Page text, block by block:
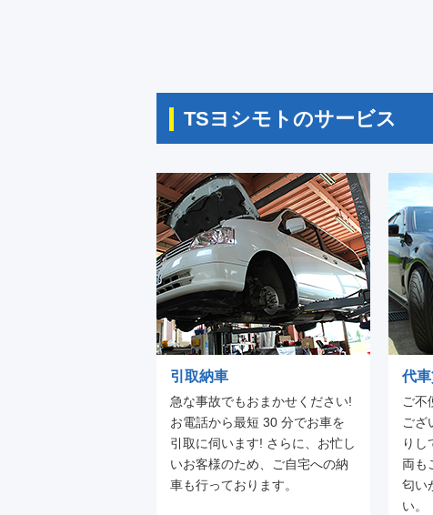
TSヨシモトのサービス
引取納車
急な事故でもおまかせください!
お電話から最短 30 分でお車を
引取に伺います! さらに、お忙し
いお客様のため、ご自宅への納
車も行っております。
代
ご不
ござ
りし
両も
匂い
い。